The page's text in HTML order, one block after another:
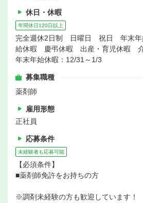
休日・休暇
年間休日120日以上
完全週休2日制 日曜日 祝日 年末
給休暇 慶弔休暇 出産・育児休暇
年末年始休暇：12/31～1/3
募集職種
薬剤師
雇用形態
正社員
応募条件
未経験者も応募可能
【必須条件】
■薬剤師免許をお持ちの方
※調剤未経験の方も歓迎しています！